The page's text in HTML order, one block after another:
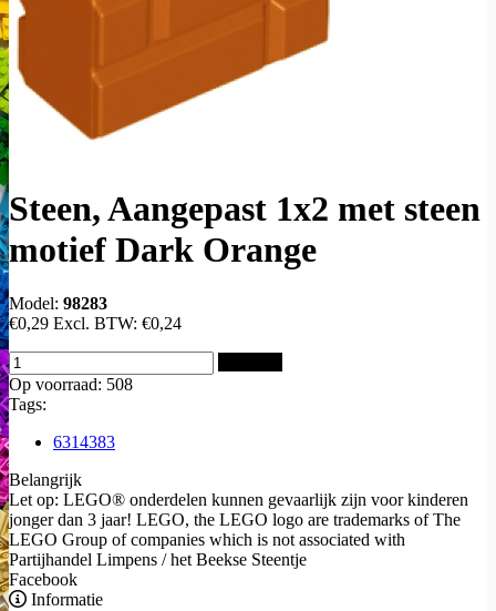
Steen, Aangepast 1x2 met steen
motief Dark Orange
Model: 98283
€0,29 Excl. BTW: €0,24
Op voorraad: 508
Tags:
6314383
Belangrijk
Let op: LEGO® onderdelen kunnen gevaarlijk zijn voor kinderen
jonger dan 3 jaar! LEGO, the LEGO logo are trademarks of The
LEGO Group of companies which is not associated with
Partijhandel Limpens / het Beekse Steentje
Facebook
Informatie